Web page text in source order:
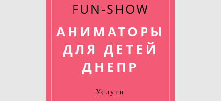
FUN-SHOW
АНИМАТОРЫ
ДЛЯ ДЕТЕЙ
ДНЕПР
Услуги